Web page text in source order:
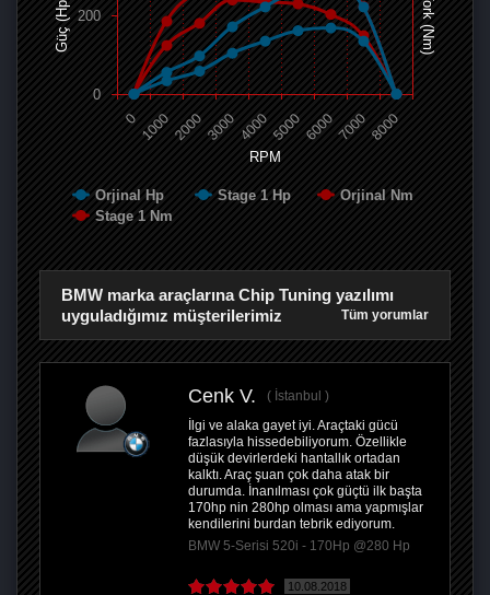
RPM
Güç (Hp) Tork (Nm)
Orjinal Hp Stage 1 Hp
Orjinal Nm
Stage 1 Nm
0 100020003000 40005000600070008000
0
200
BMW marka araçlarına Chip Tuning yazılımı
uyguladığımız müşterilerimiz
Tüm yorumlar
Cenk V.
İstanbul
İlgi ve alaka gayet iyi. Araçtaki gücü
fazlasıyla hissedebiliyorum. Özellikle
düşük devirlerdeki hantallık ortadan
kalktı. Araç şuan çok daha atak bir
durumda. İnanılması çok güçtü ilk başta
170hp nin 280hp olması ama yapmışlar
kendilerini burdan tebrik ediyorum.
BMW 5-Serisi 520i - 170Hp @280 Hp
10.08.2018